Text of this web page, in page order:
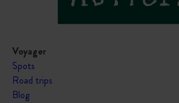
Voyager
Spots
Road trips
Blog